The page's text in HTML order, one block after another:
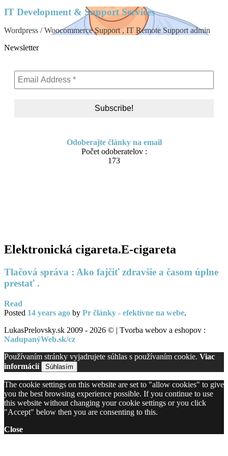
IT Development & Support Services
Wordpress / Woocommerce Support , IT Remote Support admin
Newsletter
Odoberajte články na email
Počet odoberatelov :
173
Elektronická cigareta.E-cigareta
Tlačová správa : Ako fajčiť zdravšie a časom úplne
prestať .
Read
Posted 14 years ago by Pr články - efektívne na webe.
LukasPrelovsky.sk 2009 - 2026 © | Tvorba webov a eshopov :
NadupanýWeb.sk/cz
Používaním stránky vyjadrujete súhlas s používaním cookie. Viac
informácií
Súhlasím
The cookie settings on this website are set to "allow cookies" to give
you the best browsing experience possible. If you continue to use
this website without changing your cookie settings or you click
"Accept" below then you are consenting to this.
Close